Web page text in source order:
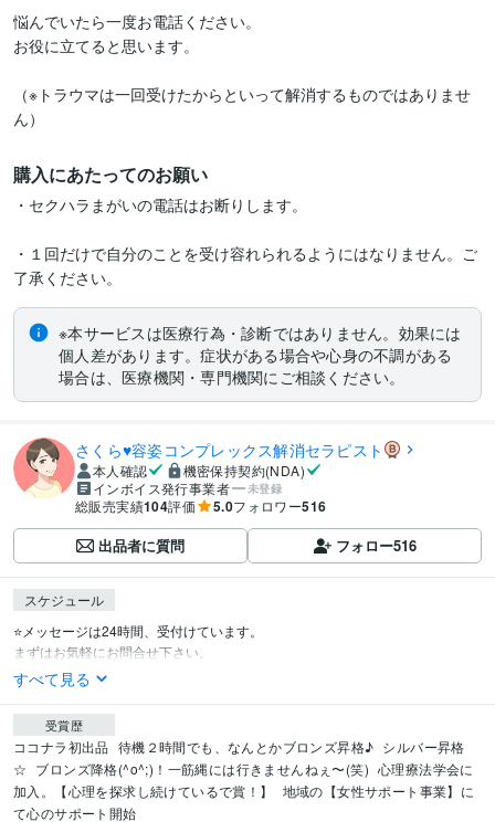
悩んでいたら一度お電話ください。
お役に立てると思います。
（※トラウマは一回受けたからといって解消するものではありませ
ん）
購入にあたってのお願い
・セクハラまがいの電話はお断りします。
・１回だけで自分のことを受け容れられるようにはなりません。ご
了承ください。
※本サービスは医療行為・診断ではありません。効果には
個人差があります。症状がある場合や心身の不調がある
場合は、医療機関・専門機関にご相談ください。
さくら♥容姿コンプレックス解消セラピスト
本人確認
機密保持契約(NDA)
インボイス発行事業者
未登録
総販売実績104評価 5.0フォロワー516
出品者に質問 フォロー516
スケジュール
⭐メッセージは24時間、受付けています。
まずはお気軽にお問合せ下さい。
すべて見る
受賞歴
ココナラ初出品 待機２時間でも、なんとかブロンズ昇格♪ シルバー昇格
☆ ブロンズ降格(^o^;)！一筋縄には行きませんねぇ〜(笑) 心理療法学会に
加入。【心理を探求し続けているで賞！】
地域の【女性サポート事業】に
て心のサポート開始